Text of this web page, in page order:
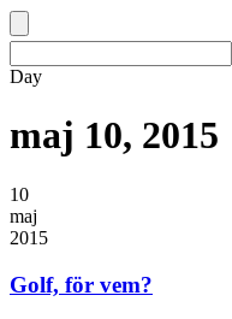
Day
maj 10, 2015
10
maj
2015
Golf, för vem?